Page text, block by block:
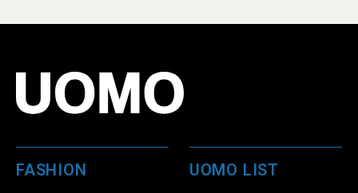
FASHION UOMO LIST